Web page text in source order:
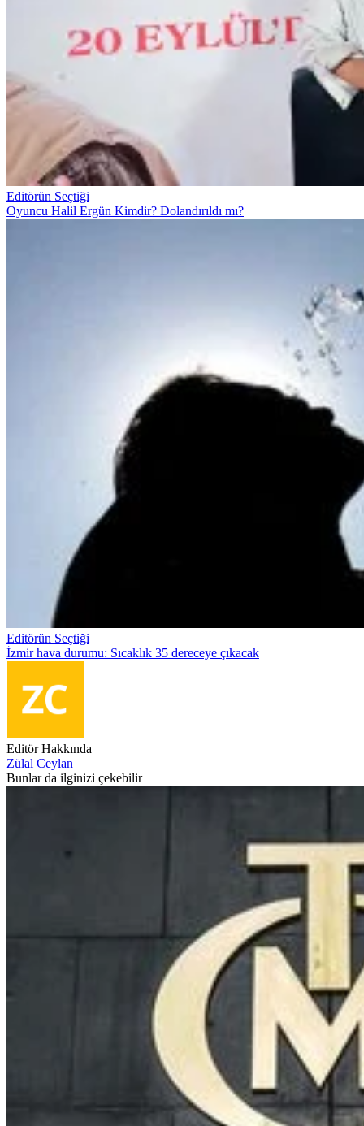
Editörün Seçtiği
Oyuncu Halil Ergün Kimdir? Dolandırıldı mı?
Editörün Seçtiği
İzmir hava durumu: Sıcaklık 35 dereceye çıkacak
Editör Hakkında
Zülal Ceylan
Bunlar da ilginizi çekebilir